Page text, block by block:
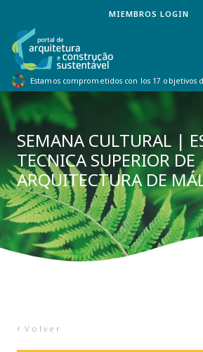
MIEMBROS LOGIN
Estamos comprometidos con los 17 objetivos
SEMANA CULTURAL |
TECNICA SUPERIOR DE
ARQUITECTURA DE
Volver